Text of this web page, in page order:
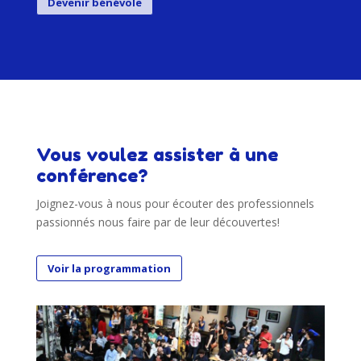
Vous voulez assister à une
conférence?
Joignez-vous à nous pour écouter des professionnels
passionnés nous faire par de leur découvertes!
Voir la programmation